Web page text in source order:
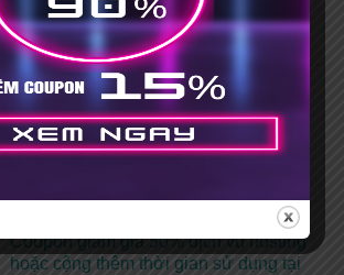
hosting tặng tên miền
No Expires
Mã giảm giá Vietnix 15% khi đăng ký
mới + Tặng bộ theme, plugin bản
quyền
Coupon giảm giá 50% dịch vụ hosting
hoặc cộng thêm thời gian sử dụng tại